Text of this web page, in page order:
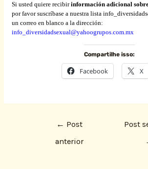
Si usted quiere recibirinformación adicional
por favor suscríbase a nuestra lista
un correo en blanco a la dirección:
info_diversidadsexual@yahoogrupos.com.mx
Compartilhe isso:
Facebook X
← Post
anterior
Post